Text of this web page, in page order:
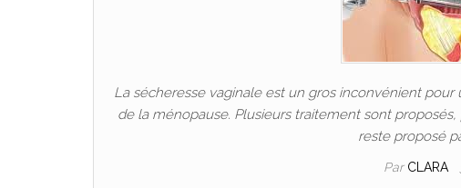
La sécheresse vaginale est un gros inconvénient
de la ménopause. Plusieurs traitement sont
reste proposé
Par CLARA